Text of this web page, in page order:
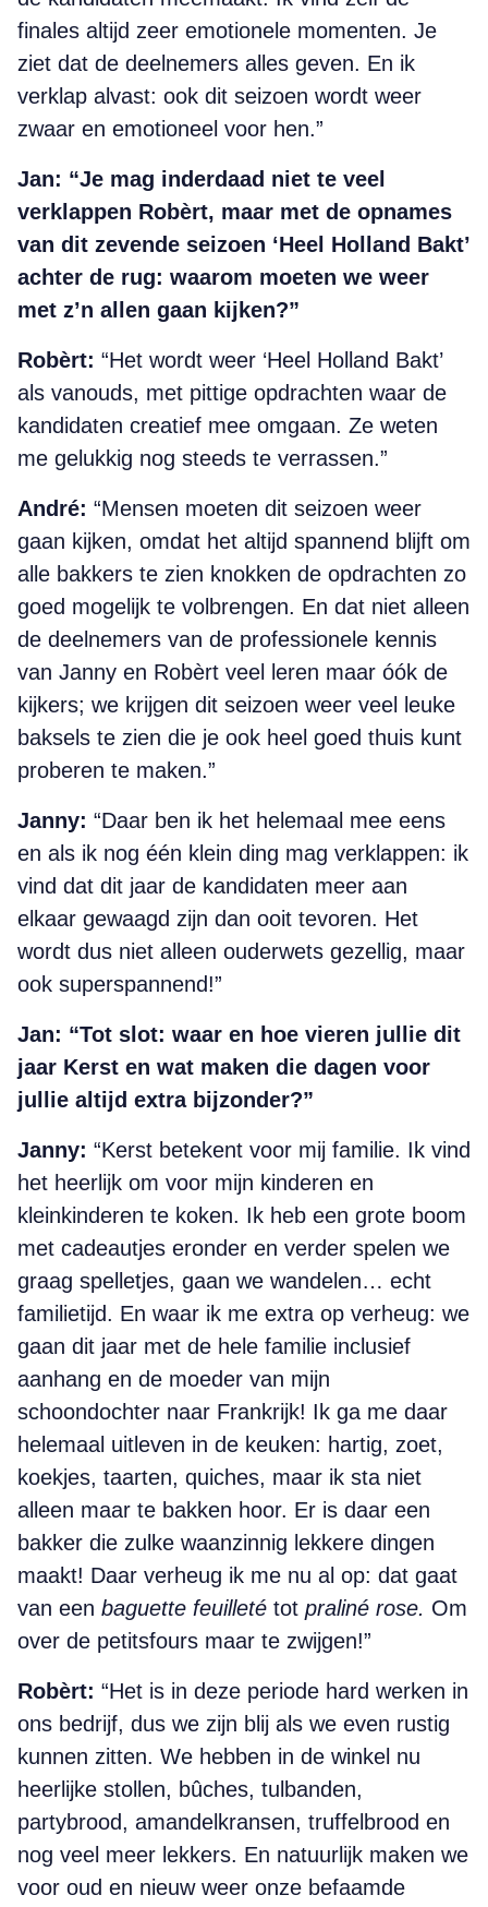
finales altijd zeer emotionele momenten. Je
ziet dat de deelnemers alles geven. En ik
verklap alvast: ook dit seizoen wordt weer
zwaar en emotioneel voor hen.”
Jan: “Je mag inderdaad niet te veel
verklappen Robèrt, maar met de opnames
van dit zevende seizoen ‘Heel Holland Bakt’
achter de rug: waarom moeten we weer
met z’n allen gaan kijken?”
Robèrt: “Het wordt weer ‘Heel Holland Bakt’
als vanouds, met pittige opdrachten waar de
kandidaten creatief mee omgaan. Ze weten
me gelukkig nog steeds te verrassen.”
André: “Mensen moeten dit seizoen weer
gaan kijken, omdat het altijd spannend blijft om
alle bakkers te zien knokken de opdrachten zo
goed mogelijk te volbrengen. En dat niet alleen
de deelnemers van de professionele kennis
van Janny en Robèrt veel leren maar óók de
kijkers; we krijgen dit seizoen weer veel leuke
baksels te zien die je ook heel goed thuis kunt
proberen te maken.”
Janny: “Daar ben ik het helemaal mee eens
en als ik nog één klein ding mag verklappen: ik
vind dat dit jaar de kandidaten meer aan
elkaar gewaagd zijn dan ooit tevoren. Het
wordt dus niet alleen ouderwets gezellig, maar
ook superspannend!”
Jan: “Tot slot: waar en hoe vieren jullie dit
jaar Kerst en wat maken die dagen voor
jullie altijd extra bijzonder?”
Janny: “Kerst betekent voor mij familie. Ik vind
het heerlijk om voor mijn kinderen en
kleinkinderen te koken. Ik heb een grote boom
met cadeautjes eronder en verder spelen we
graag spelletjes, gaan we wandelen… echt
familietijd. En waar ik me extra op verheug: we
gaan dit jaar met de hele familie inclusief
aanhang en de moeder van mijn
schoondochter naar Frankrijk! Ik ga me daar
helemaal uitleven in de keuken: hartig, zoet,
koekjes, taarten, quiches, maar ik sta niet
alleen maar te bakken hoor. Er is daar een
bakker die zulke waanzinnig lekkere dingen
maakt! Daar verheug ik me nu al op: dat gaat
van een baguette feuilleté tot praliné rose. Om
over de petitsfours maar te zwijgen!”
Robèrt: “Het is in deze periode hard werken in
ons bedrijf, dus we zijn blij als we even rustig
kunnen zitten. We hebben in de winkel nu
heerlijke stollen, bûches, tulbanden,
partybrood, amandelkransen, truffelbrood en
nog veel meer lekkers. En natuurlijk maken we
voor oud en nieuw weer onze befaamde